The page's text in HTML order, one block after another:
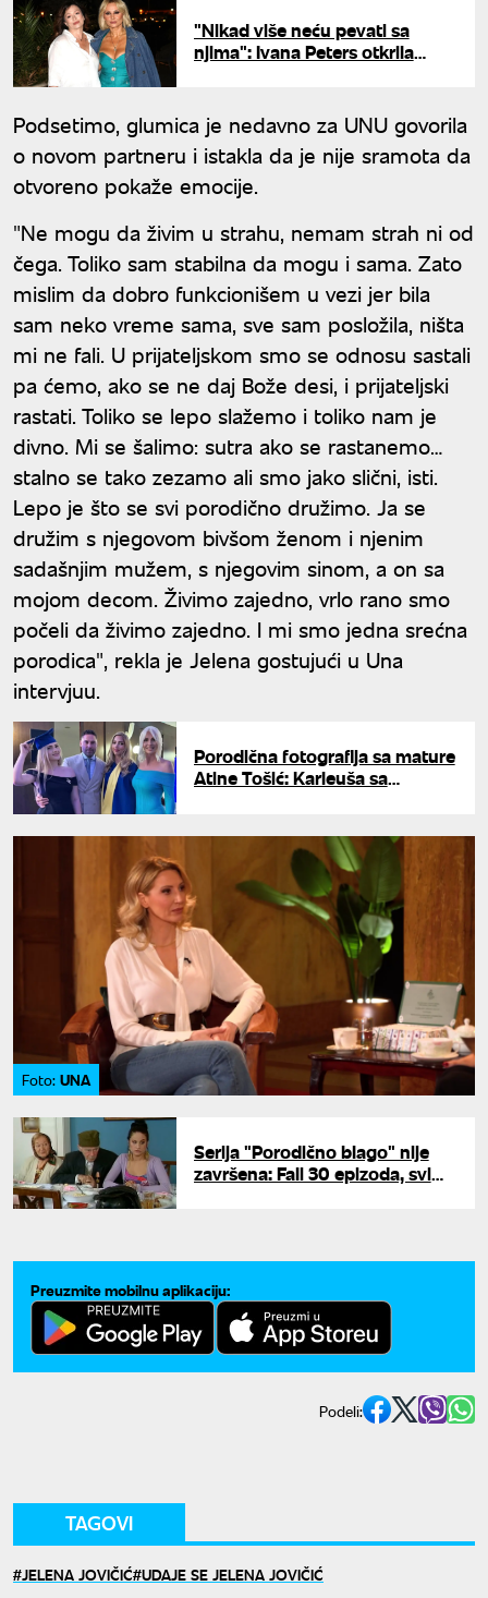
"Nikad više neću pevati sa
njima": Ivana Peters otkrila
Podsetimo, glumica je nedavno za UNU govorila
o novom partneru i istakla da je nije sramota da
otvoreno pokaže emocije.
"Ne mogu da živim u strahu, nemam strah ni od
čega. Toliko sam stabilna da mogu i sama. Zato
mislim da dobro funkcionišem u vezi jer bila
sam neko vreme sama, sve sam posložila, ništa
mi ne fali. U prijateljskom smo se odnosu sastali
pa ćemo, ako se ne daj Bože desi, i prijateljski
rastati. Toliko se lepo slažemo i toliko nam je
divno. Mi se šalimo: sutra ako se rastanemo…
stalno se tako zezamo ali smo jako slični, isti.
Lepo je što se svi porodično družimo. Ja se
družim s njegovom bivšom ženom i njenim
sadašnjim mužem, s njegovim sinom, a on sa
mojom decom. Živimo zajedno, vrlo rano smo
počeli da živimo zajedno. I mi smo jedna srećna
porodica", rekla je Jelena gostujući u Una
intervjuu.
Porodična fotografija sa mature
Atine Tošić: Karleuša sa
Foto: UNA
Serija "Porodično blago" nije
završena: Fali 30 epizoda, svi
Preuzmite mobilnu aplikaciju:
Podeli:
TAGOVI
JELENA JOVIČIĆ UDAJE SE JELENA JOVIČIĆ